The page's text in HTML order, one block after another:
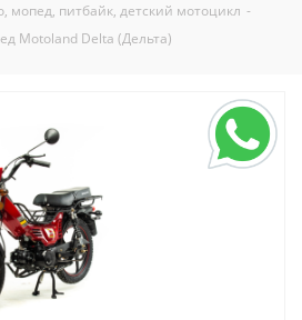
мопед, питбайк, детский мотоцикл -
Motoland Delta (Дельта)